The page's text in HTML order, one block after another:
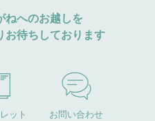
ねへのお越しを
お待ちしております
ット お問い合わせ